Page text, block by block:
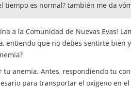
tiempo es normal? también me da
a la Comunidad de Nuevas Evas!
entiendo que no debes sentirte bien
anemia. Antes, respondiendo tu
para transportar el oxigeno en